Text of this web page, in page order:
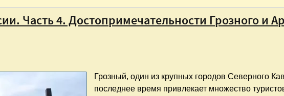
Часть 4. Достопримечательности Грозного и
Грозный, один из крупных городов Северного
последнее время привлекает множество